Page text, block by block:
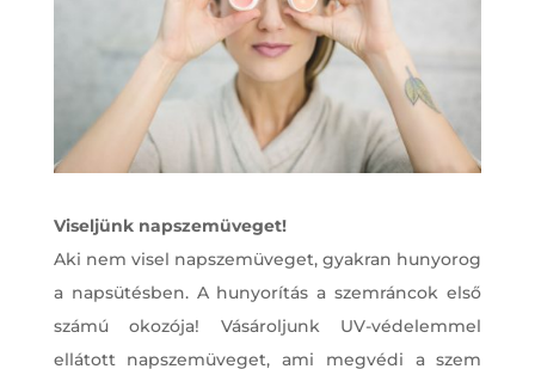
Viseljünk napszemüveget!
Aki nem visel napszemüveget, gyakran hunyorog
a napsütésben. A hunyorítás a szemráncok első
számú okozója! Vásároljunk UV-védelemmel
ellátott napszemüveget, ami megvédi a szem